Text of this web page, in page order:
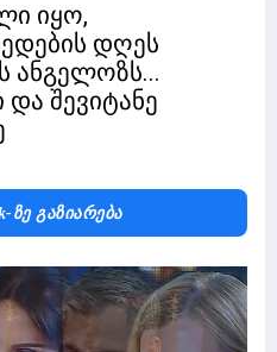
იყო,
დღეს
ანგელოზს...
შევიტანე
Ზე Გაზიარება